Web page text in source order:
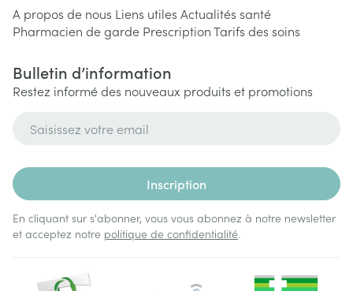
A propos de nous Liens utiles Actualités santé
Pharmacien de garde PrescriptionTarifs des soins
Bulletin d’information
Restez informé des nouveaux produits et promotions
Inscription
En cliquant sur s'abonner, vous vous abonnez à notre newsletter
et acceptez notre politique de confidentialité.